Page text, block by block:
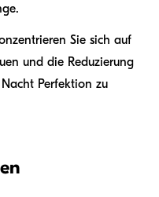
Sie sich auf
und die Reduzierung
Perfektion zu